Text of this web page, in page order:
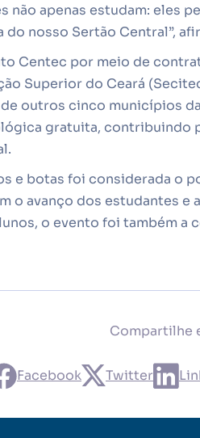
não apenas estudam: eles
nosso Sertão Central”,
Centec por meio de
Superior do Ceará
outros cinco municípios
gratuita, contribuindo
e botas foi considerada o
o avanço dos estudantes e
o evento foi também
Compartilhe
Facebook Twitter